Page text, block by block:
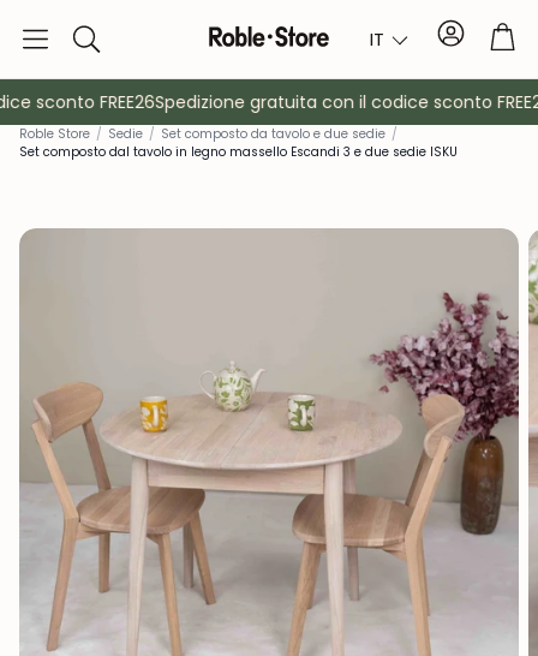
Ricerca IT Conto
Credenze Console
Armadietti
Appendiabiti Mobili
sconto FREE26Spedizione gratuita con il codice sconto
Roble Store / Sedie / Set composto da tavolo e due sedie /
Set composto dal tavolo in legno massello Escandi 3 e due sedie ISKU